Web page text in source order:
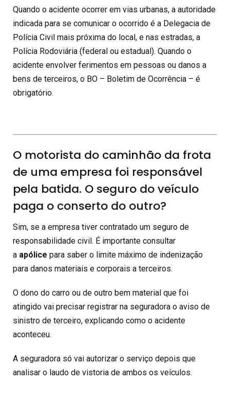
Quando o acidente ocorrer em vias urbanas, a autoridade
indicada para se comunicar o ocorrido é a Delegacia de
Polícia Civil mais próxima do local, e nas estradas, a
Polícia Rodoviária (federal ou estadual). Quando o
acidente envolver ferimentos em pessoas ou danos a
bens de terceiros, o BO – Boletim de Ocorrência – é
obrigatório.
O motorista do caminhão da frota
de uma empresa foi responsável
pela batida. O seguro do veículo
paga o conserto do outro?
Sim, se a empresa tiver contratado um seguro de
responsabilidade civil. É importante consultar
a apólice para saber o limite máximo de indenização
para danos materiais e corporais a terceiros.
O dono do carro ou de outro bem material que foi
atingido vai precisar registrar na seguradora o aviso de
sinistro de terceiro, explicando como o acidente
aconteceu.
A seguradora só vai autorizar o serviço depois que
analisar o laudo de vistoria de ambos os veículos.